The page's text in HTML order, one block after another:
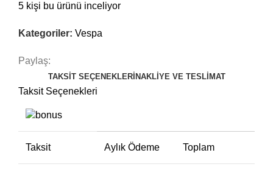
5 kişi bu ürünü inceliyor
Kategoriler: Vespa
Paylaş:
TAKSIT SEÇENEKLERI NAKLIYE VE TESLIMAT
Taksit Seçenekleri
Taksit Aylık Ödeme Toplam